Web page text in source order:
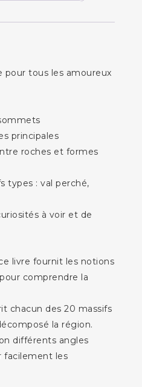
pour tous les amoureux
principales
roches et formes
types : val perché,
à voir et de
livre fournit les notions
comprendre la
chacun des 20 massifs
la région.
différents angles
facilement les